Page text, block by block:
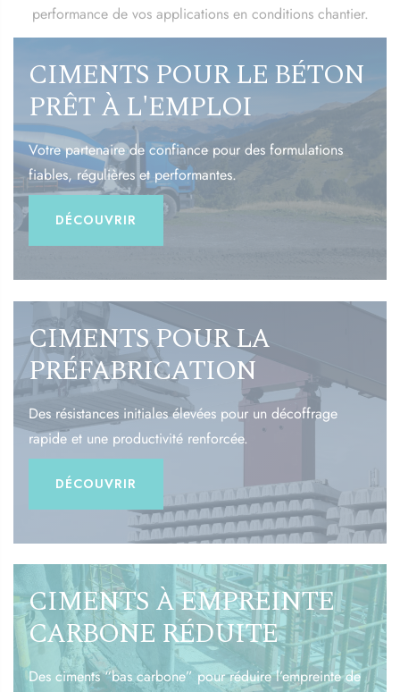
performance de vos applications en conditions chantier.
CIMENTS POUR LE BÉTON
PRÊT À L'EMPLOI
Votre partenaire de confiance pour des formulations
fiables, régulières et performantes.
DÉCOUVRIR
CIMENTS POUR LA
PRÉFABRICATION
Des résistances initiales élevées pour un décoffrage
rapide et une productivité renforcée.
DÉCOUVRIR
CIMENTS À EMPREINTE
CARBONE RÉDUITE
Des ciments “bas carbone” pour réduire l’empreinte de